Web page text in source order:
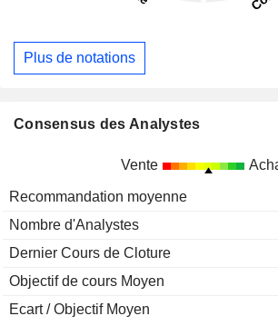
Plus de notations
Consensus des Analystes
Vente
Recommandation moyenne
Nombre d'Analystes
Dernier Cours de Cloture
Objectif de cours Moyen
Ecart / Objectif Moyen